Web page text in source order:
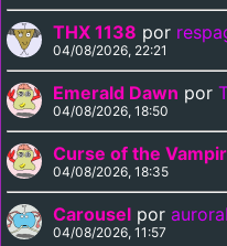
THX 1138 por
04/08/2026, 22:21
Emerald Dawn por
04/08/2026, 18:50
Curse of the
04/08/2026, 18:35
Carousel por
04/08/2026, 11:57